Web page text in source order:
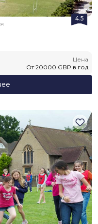
4.5
Цена
От 20000 GBP в год